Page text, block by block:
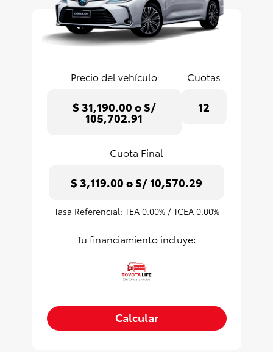
Precio del vehículo
$ 31,190.00 o S/
105,702.91
Cuotas
12
Cuota Final
$ 3,119.00 o S/ 10,570.29
Tasa Referencial: TEA 0.00% / TCEA 0.00%
Tu financiamiento incluye:
Calcular